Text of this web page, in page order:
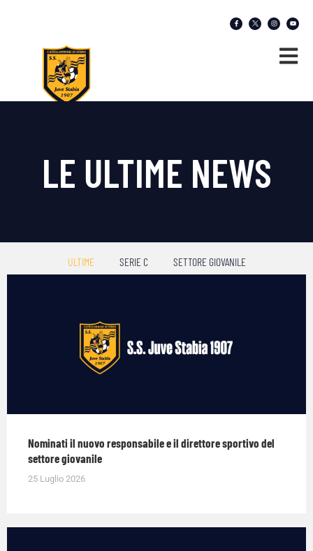
LE ULTIME NEWS
ULTIME SERIE C SETTORE GIOVANILE
Nominati il nuovo responsabile e il direttore sportivo del
settore giovanile
25 Luglio 2026